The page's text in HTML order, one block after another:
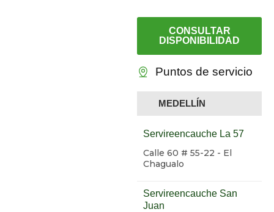
CONSULTAR
DISPONIBILIDAD
Puntos de servicio
MEDELLÍN
Servireencauche La 57
Calle 60 # 55-22 - El
Chagualo
Servireencauche San
Juan